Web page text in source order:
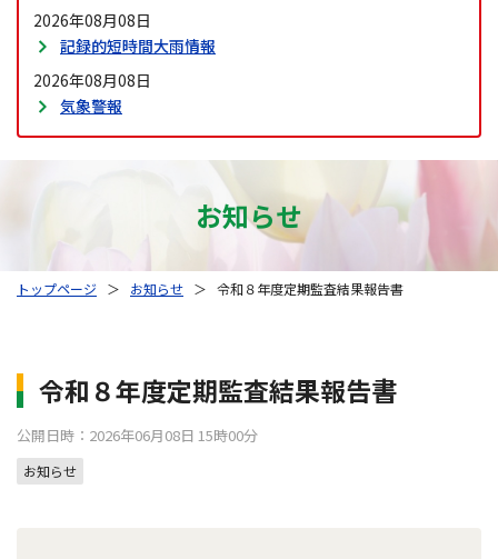
2026年08月08日
記録的短時間大雨情報
2026年08月08日
気象警報
お知らせ
トップページ ＞ お知らせ ＞ 令和８年度定期監査結果報告書
令和８年度定期監査結果報告書
公開日時：2026年06月08日 15時00分
お知らせ